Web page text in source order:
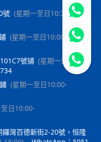
號 (星期一至日10:30-
(星期一至日10:00-
號铺 (星期一至日
(星期一至日10:00-
日10:00-
鑼灣百德新街2-20號，恒隆